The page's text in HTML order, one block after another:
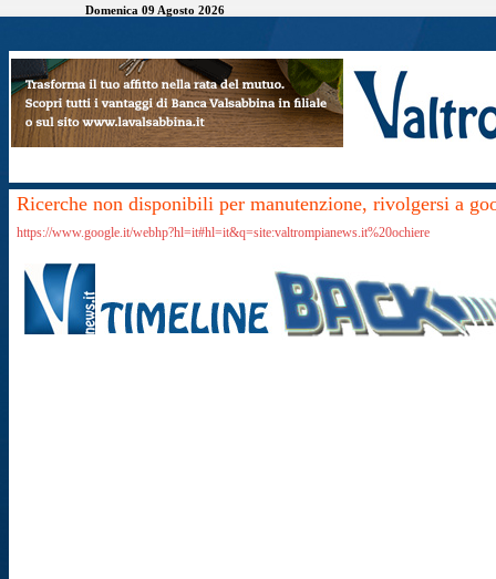
Domenica 09 Agosto 2026
Ricerche non disponibili per manutenzione, rivolgersi a
https://www.google.it/webhp?hl=it#hl=it&q=site:valtrompianews.it%20ochiere